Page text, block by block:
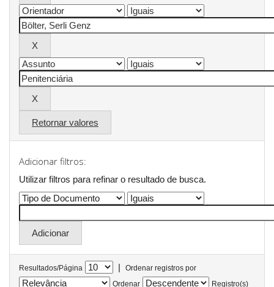
Retornar valores
Adicionar filtros:
Utilizar filtros para refinar o resultado de busca.
Resultados/Página |
Ordenar registros por
Ordenar
Registro(s)